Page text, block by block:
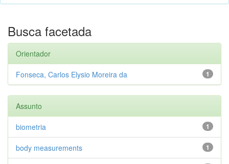
Busca facetada
Orientador
1
Fonseca, Carlos Elysio Moreira da
Assunto
1
biometria
1
body measurements